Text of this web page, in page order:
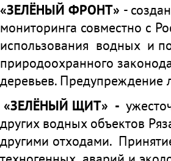
«ЗЕЛЁНЫЙ ФРОНТ» -
мониторинга совместно с
использования водных и
природоохранного
деревьев. Предупреждение
«ЗЕЛЁНЫЙ ЩИТ» -
других водных объектов
другими отходами.